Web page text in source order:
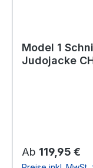
Model 1
Judojacke
Regulärer Preis:
Ab 119,95 €